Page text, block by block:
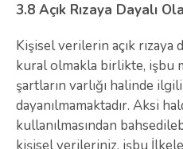
3.8 Açık Rızaya Dayalı
Kişisel verilerin açık rızaya
kural olmakla birlikte, işbu
şartların varlığı halinde
dayanılmamaktadır. Aksi
kullanılmasından